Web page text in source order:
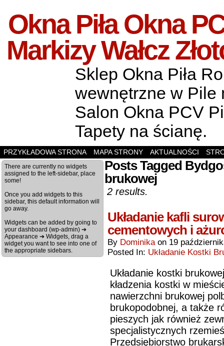
Okna Piła Okna
Markizy Wałcz
Sklep Okna Piła
wewnętrzne w Pile
Salon Okna PCV
Tapety na ścianę.
PRZYKŁADOWA STRONA MAPA STRONY AKTUALNOŚCI
There are currently no widgets
assigned to the left-sidebar, place
some!
Once you add widgets to this
sidebar, this default information will
go away.
Widgets can be added by going to
your dashboard (wp-admin) ➔
Appearance ➔ Widgets, drag a
widget you want to see into one of
the appropriate sidebars.
Posts Tagged
brukowej
2 results.
Układanie kafli
cementowych i
By Dominika on 19
Posted In: Układanie Kostki
Układanie kostki
kładzenia kostki w
nawierzchni brukowej
brukopodobnej, a także
pieszych jak również
specjalistycznych
Przedsiębiorstwo